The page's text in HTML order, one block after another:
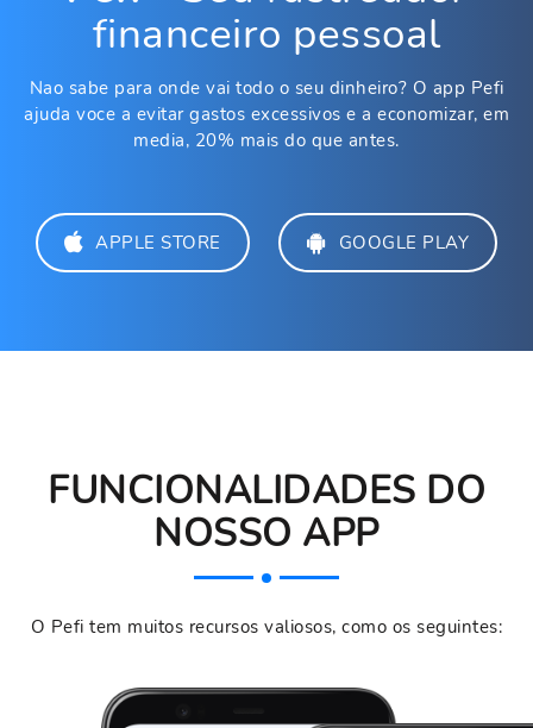
financeiro pessoal
Nao sabe para onde vai todo o seu dinheiro? O app Pefi
ajuda voce a evitar gastos excessivos e a economizar, em
media, 20% mais do que antes.
APPLE STORE GOOGLE PLAY
FUNCIONALIDADES DO
NOSSO APP
O Pefi tem muitos recursos valiosos, como os seguintes: